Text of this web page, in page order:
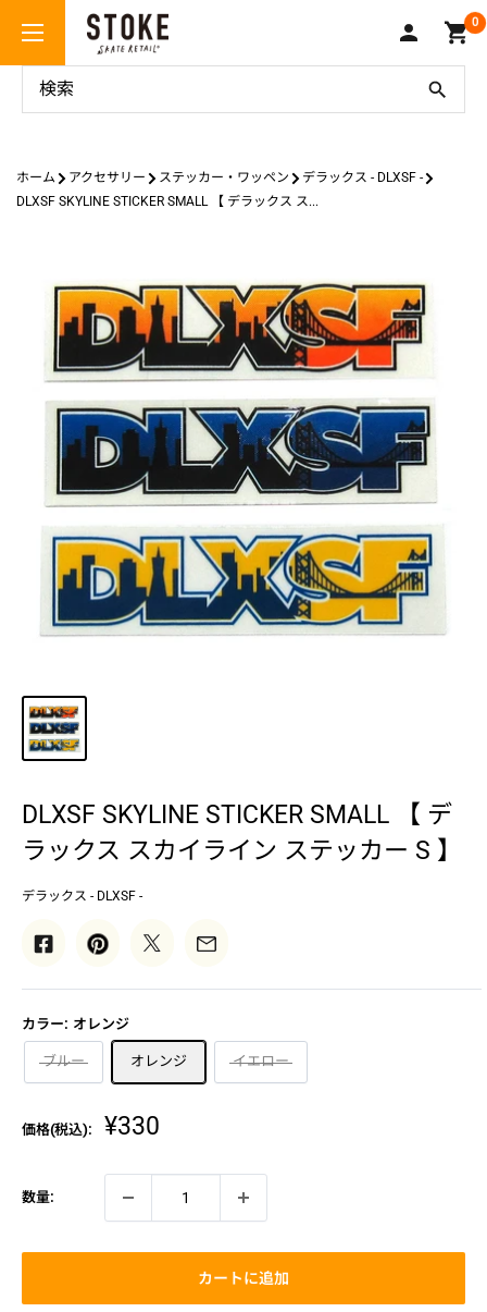
テ
Stoke
Skate
0
ホーム アクセサリー ステッカー・ワッペン
デラックス - DLXSF -
DLXSF SKYLINE STICKER SMALL 【 デラックス ス...
DLXSF SKYLINE STICKER SMALL 【 デ
ラックス スカイライン ステッカー S 】
デラックス - DLXSF -
カラー: オレンジ
ブルー オレンジ イエロー
価格(税込):
販
価
格
¥330
数量:
カートに追加